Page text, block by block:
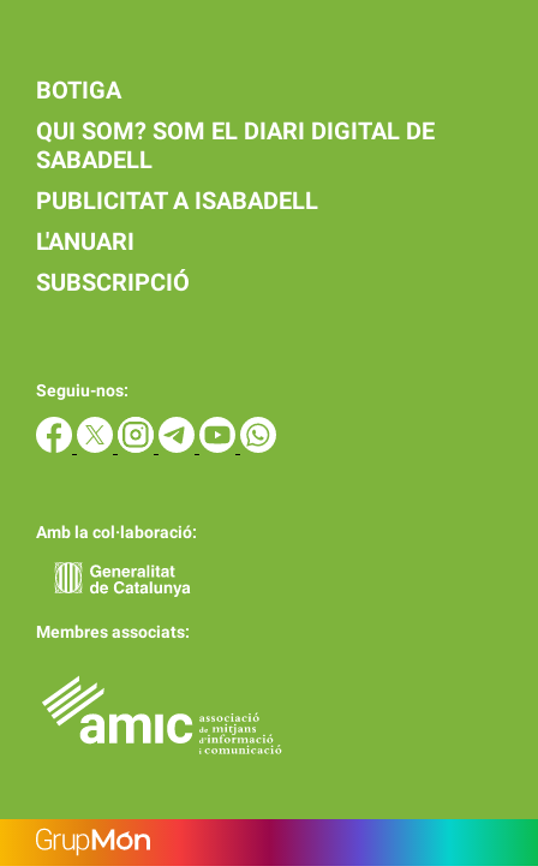
BOTIGA
QUI SOM? SOM EL DIARI DIGITAL DE
SABADELL
PUBLICITAT A ISABADELL
L'ANUARI
SUBSCRIPCIÓ
Seguiu-nos:
Amb la col·laboració:
Membres associats: